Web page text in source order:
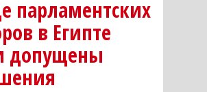
парламентских
в Египте
допущены